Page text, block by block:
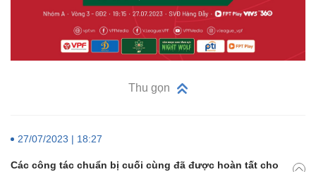
Thu gọn
27/07/2023 | 18:27
Các công tác chuẩn bị cuối cùng đã được hoàn tất cho